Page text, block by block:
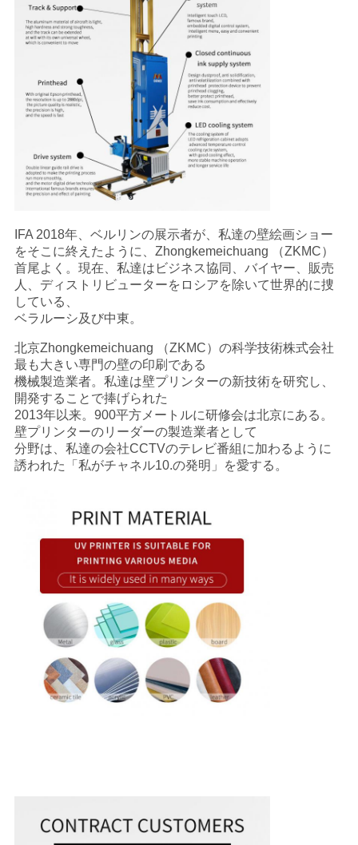
IFA 2018年、ベルリンの展示者が、私達の壁絵画ショー
をそこに終えたように、Zhongkemeichuang （ZKMC）
首尾よく。現在、私達はビジネス協同、バイヤー、販売
人、ディストリビューターをロシアを除いて世界的に捜
している、
ベラルーシ及び中東。
北京Zhongkemeichuang （ZKMC）の科学技術株式会社
最も大きい専門の壁の印刷である
機械製造業者。私達は壁プリンターの新技術を研究し、
開発することで捧げられた
2013年以来。900平方メートルに研修会は北京にある。
壁プリンターのリーダーの製造業者として
分野は、私達の会社CCTVのテレビ番組に加わるように
誘われた「私がチャネル10.の発明」を愛する。